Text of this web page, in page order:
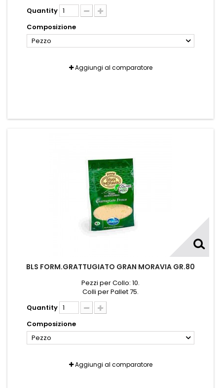
Quantity
Composizione
Pezzo
Aggiungi al comparatore
BLS FORM.GRATTUGIATO GRAN MORAVIA GR.80
Pezzi per Collo: 10.
Colli per Pallet 75.
Quantity
Composizione
Pezzo
Aggiungi al comparatore